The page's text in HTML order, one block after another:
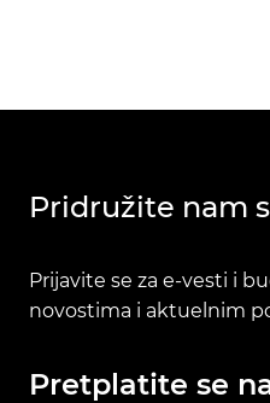
Pridružite nam
Prijavite se za e-vesti i
novostima i aktuelnim
Pretplatite se